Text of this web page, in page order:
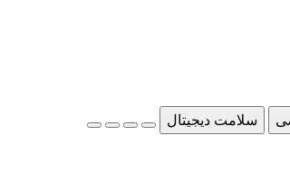
سلامت دیجیتال